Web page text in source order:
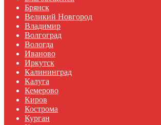
Брянск
Великий Новгород
Владимир
Волгоград
Вологда
Иваново
Иркутск
Калининград
Калуга
Кемерово
Киров
Кострома
Курган